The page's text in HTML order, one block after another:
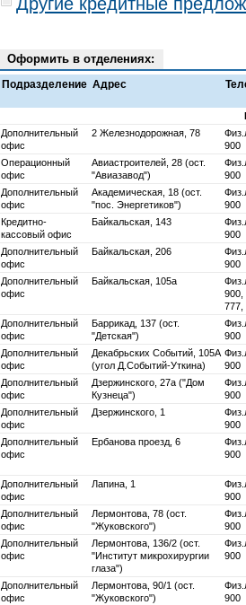
Оформить в отделениях:
Подразделение Адрес
Дополнительный
офис
2 Железнодорожная, 78
900
Операционный
офис
Авиастроителей, 28 (ост.
"Авиазавод")
900
Дополнительный
офис
Академическая, 18 (ост.
"пос. Энергетиков")
900
Кредитно-
кассовый офис
Байкальская, 143
900
Дополнительный
офис
Байкальская, 206
900
Дополнительный
офис
Байкальская, 105а
900,
777,
Дополнительный
офис
Баррикад, 137 (ост.
"Детская")
900
Дополнительный
офис
Декабрьских Событий, 105А
(угол Д.Событий-Уткина)
900
Дополнительный
офис
Дзержинского, 27а ("Дом
Кузнеца")
900
Дополнительный
офис
Дзержинского, 1
900
Дополнительный
офис
Ербанова проезд, 6
900
Дополнительный
офис
Лапина, 1
900
Дополнительный
офис
Лермонтова, 78 (ост.
"Жуковского")
900
Дополнительный
офис
Лермонтова, 136/2 (ост.
"Институт микрохирургии
глаза")
900
Дополнительный
офис
Лермонтова, 90/1 (ост.
"Жуковского")
900